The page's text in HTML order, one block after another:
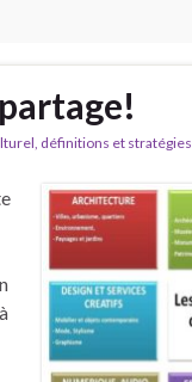
définitions et stratégies